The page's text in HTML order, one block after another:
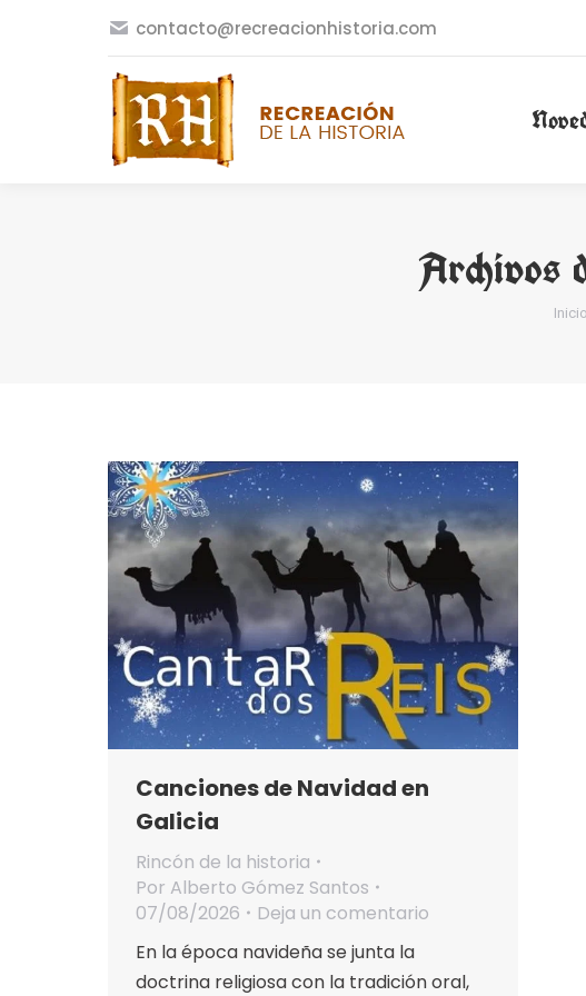
contacto@recreacionhistoria.com
Archivos
Inicio
Canciones de Navidad en
Galicia
Rincón de la historia
Por Alberto Gómez Santos
07/08/2026
Deja un comentario
En la época navideña se junta la
doctrina religiosa con la tradición oral,